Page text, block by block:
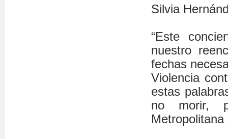
Silvia
“Este
nuestro
fechas
Violencia
estas
no morir,